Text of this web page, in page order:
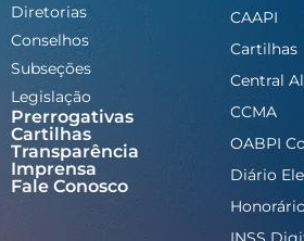
Diretorias
Conselhos
Subseções
Legislação
Prerrogativas
Cartilhas
Transparência
Imprensa
Fale Conosco
CAAPI
Cartilhas
Central
CCMA
OABPI
Diário